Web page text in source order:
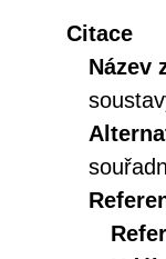
Citace
Název